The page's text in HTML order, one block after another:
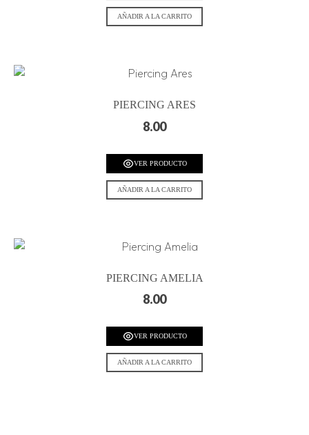
AÑADIR A LA CARRITO
PIERCING ARES
8.00
VER PRODUCTO
AÑADIR A LA CARRITO
PIERCING AMELIA
8.00
VER PRODUCTO
AÑADIR A LA CARRITO